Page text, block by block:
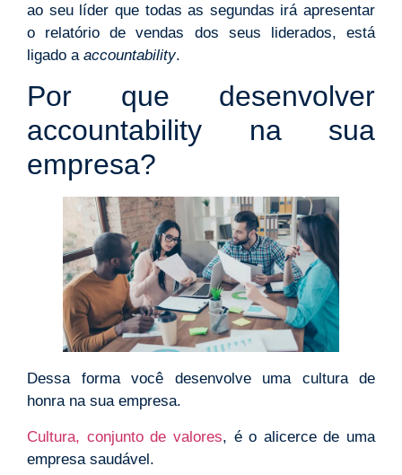
ao seu líder que todas as segundas irá apresentar
o relatório de vendas dos seus liderados, está
ligado a accountability.
Por que desenvolver
accountability na sua
empresa?
Dessa forma você desenvolve uma cultura de
honra na sua empresa.
Cultura, conjunto de valores, é o alicerce de uma
empresa saudável.